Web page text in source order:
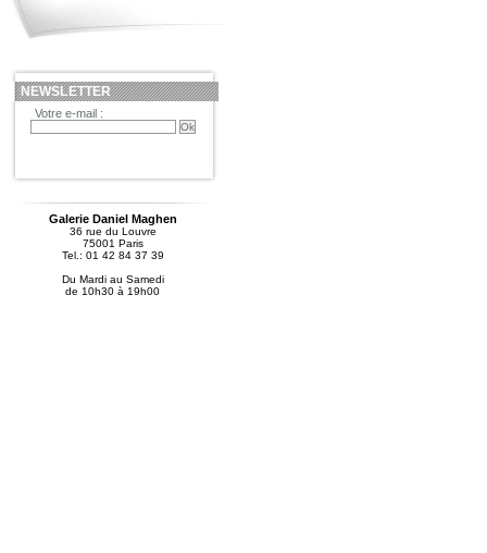
NEWSLETTER
Votre e-mail :
Galerie Daniel Maghen
36 rue du Louvre
75001 Paris
Tel.: 01 42 84 37 39
Du Mardi au Samedi
de 10h30 à 19h00